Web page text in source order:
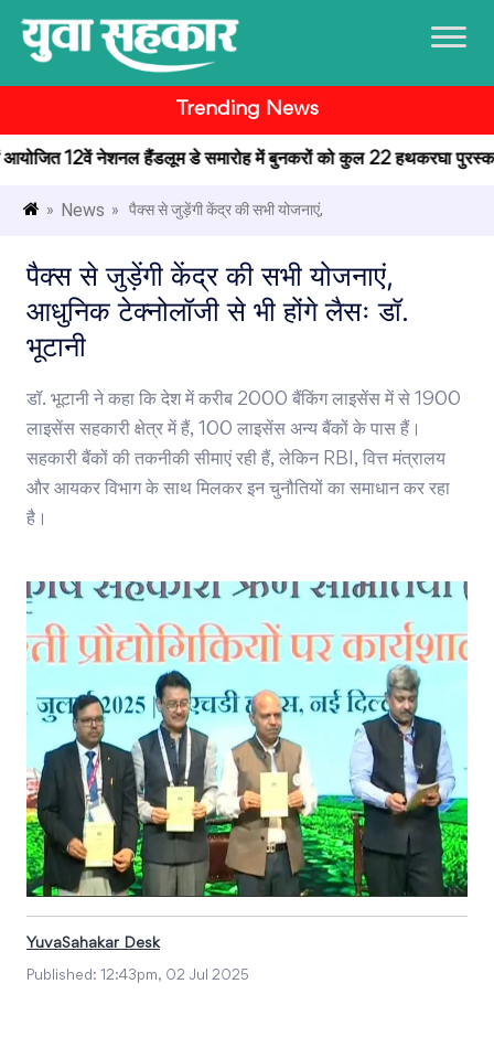
Trending News
12वें नेशनल हैंडलूम डे समारोह में बुनकरों को कुल 22 हथकरघा पुरस्कार
» News » पैक्स से जुड़ेंगी केंद्र की सभी योजनाएं,
पैक्स से जुड़ेंगी केंद्र की सभी योजनाएं,
आधुनिक टेक्नोलॉजी से भी होंगे लैसः डॉ.
भूटानी
डॉ. भूटानी ने कहा कि देश में करीब 2000 बैंकिंग लाइसेंस में से 1900
लाइसेंस सहकारी क्षेत्र में हैं, 100 लाइसेंस अन्य बैंकों के पास हैं।
सहकारी बैंकों की तकनीकी सीमाएं रही हैं, लेकिन RBI, वित्त मंत्रालय
और आयकर विभाग के साथ मिलकर इन चुनौतियों का समाधान कर रहा
है।
YuvaSahakar Desk
Published: 12:43pm, 02 Jul 2025